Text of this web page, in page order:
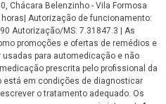
Chácara Belenzinho - Vila Formosa
horas| Autorização de funcionamento:
Autorização/MS: 7.31847.3 | As
promoções e ofertas de remédios e
para automedicação e não
prescrita pelo profissional da
está em condições de diagnosticar
o tratamento adequado. Os